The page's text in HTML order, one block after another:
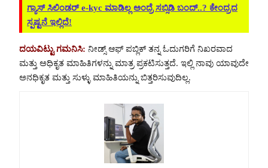
ಗ್ಯಾಸ್ ಸಿಲಿಂಡರ್ e-kyc ಮಾಡಿಲ್ಲ ಅಂದ್ರೆ ಸಬ್ಸಿಡಿ ಬಂದ್..? ಕೇಂದ್ರದ
ಸ್ಪಷ್ಟನೆ ಇಲ್ಲಿದೆ!
ದಯವಿಟ್ಟು ಗಮನಿಸಿ: ನೀಡ್ಸ್ ಆಫ್ ಪಬ್ಲಿಕ್ ತನ್ನ ಓದುಗರಿಗೆ ನಿಖರವಾದ
ಮತ್ತು ಅಧಿಕೃತ ಮಾಹಿತಿಗಳನ್ನು ಮಾತ್ರ ಪ್ರಕಟಿಸುತ್ತದೆ. ಇಲ್ಲಿ ನಾವು ಯಾವುದೇ
ಅನಧಿಕೃತ ಮತ್ತು ಸುಳ್ಳು ಮಾಹಿತಿಯನ್ನು ಬಿತ್ತರಿಸುವುದಿಲ್ಲ.